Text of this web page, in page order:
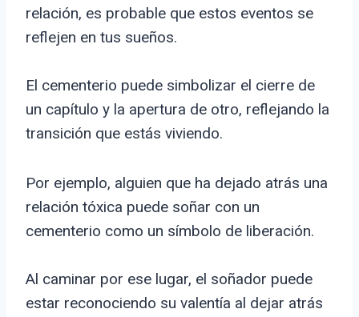
relación, es probable que estos eventos se
reflejen en tus sueños.
El cementerio puede simbolizar el cierre de
un capítulo y la apertura de otro, reflejando la
transición que estás viviendo.
Por ejemplo, alguien que ha dejado atrás una
relación tóxica puede soñar con un
cementerio como un símbolo de liberación.
Al caminar por ese lugar, el soñador puede
estar reconociendo su valentía al dejar atrás